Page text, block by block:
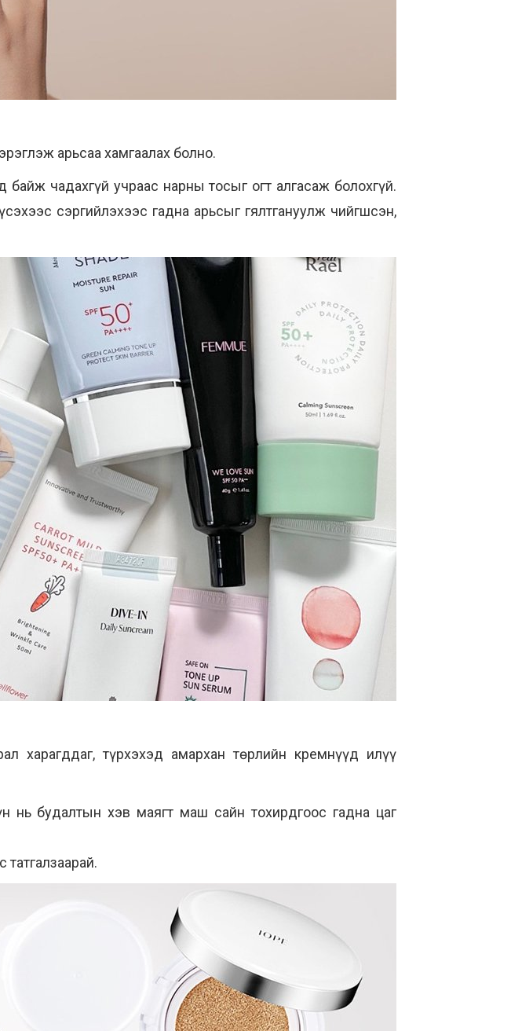
арьсаа хамгаалах болно.
чадахгүй учраас нарны тосыг огт алгасаж болохгүй.
сэргийлэхээс гадна арьсыг гялтгануулж чийгшсэн,
харагддаг, түрхэхэд амархан төрлийн кремнүүд илүү
нь будалтын хэв маягт маш сайн тохирдгоос гадна цаг